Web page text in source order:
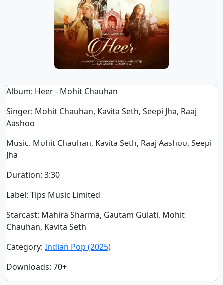
Album: Heer - Mohit Chauhan
Singer: Mohit Chauhan, Kavita Seth, Seepi Jha, Raaj
Aashoo
Music: Mohit Chauhan, Kavita Seth, Raaj Aashoo, Seepi
Jha
Duration: 3:30
Label: Tips Music Limited
Starcast: Mahira Sharma, Gautam Gulati, Mohit
Chauhan, Kavita Seth
Category: Indian Pop (2025)
Downloads: 70+